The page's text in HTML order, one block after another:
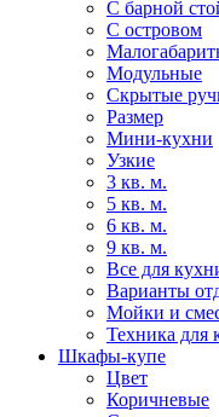
С барной
С островом
Модульные
Скрытые
Размер
Мини-кухни
Узкие
3 кв. м.
5 кв. м.
6 кв. м.
9 кв. м.
Все для
Варианты
Мойки и
Техника для
Шкафы-купе
Цвет
Коричневые